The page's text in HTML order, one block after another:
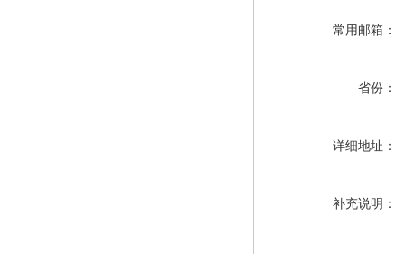
常用邮箱：
省份：
详细地址：
补充说明：